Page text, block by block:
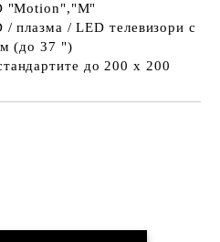
"Motion","M"
/ плазма / LED телевизори с
(до 37 ")
до 200 х 200